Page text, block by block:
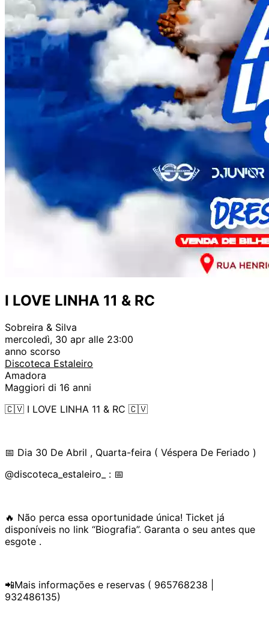
I LOVE LINHA 11 & RC
Sobreira & Silva
mercoledì, 30 apr alle 23:00
anno scorso
Discoteca Estaleiro
Amadora
Maggiori di 16 anni
🇨🇻 I LOVE LINHA 11 & RC 🇨🇻
📅 Dia 30 De Abril , Quarta-feira ( Véspera De Feriado )
@discoteca_estaleiro_ : 📅
🔥 Não perca essa oportunidade única! Ticket já
disponíveis no link “Biografia”. Garanta o seu antes que
esgote .
📲Mais informações e reservas ( 965768238 |
932486135)